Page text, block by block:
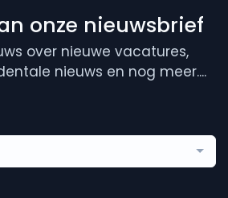
onze nieuwsbrief
over nieuwe vacatures,
nieuws en nog meer....